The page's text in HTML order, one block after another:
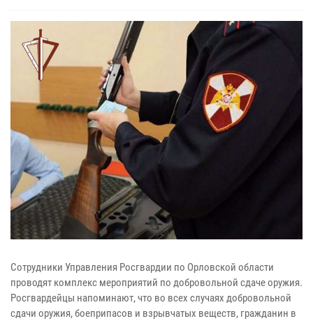
Сотрудники Управления Росгвардии по Орловской области
проводят комплекс мероприятий по добровольной сдаче оружия.
Росгвардейцы напоминают, что во всех случаях добровольной
сдачи оружия, боеприпасов и взрывчатых веществ, гражданин в